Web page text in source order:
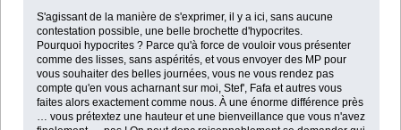
S'agissant de la manière de s'exprimer, il y a ici, sans aucune
contestation possible, une belle brochette d'hypocrites.
Pourquoi hypocrites ? Parce qu'à force de vouloir vous présenter
comme des lisses, sans aspérités, et vous envoyer des MP pour
vous souhaiter des belles journées, vous ne vous rendez pas
compte qu'en vous acharnant sur moi, Stef', Fafa et autres vous
faites alors exactement comme nous. À une énorme différence près
… vous prétextez une hauteur et une bienveillance que vous n'avez